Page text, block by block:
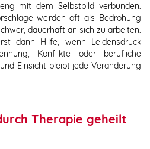
mit dem Selbstbild verbunden.
werden oft als Bedrohung
dauerhaft an sich zu arbeiten.
dann Hilfe, wenn Leidensdruck
Konflikte oder berufliche
Einsicht bleibt jede Veränderung
Therapie geheilt